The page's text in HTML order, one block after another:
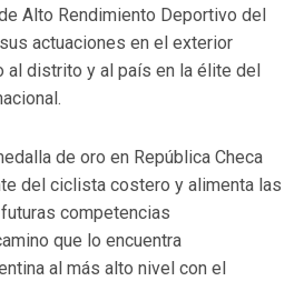
Alto Rendimiento Deportivo del
actuaciones en el exterior
al distrito y al país en la élite del
de oro en República Checa
del ciclista costero y alimenta las
competencias
que lo encuentra
al más alto nivel con el